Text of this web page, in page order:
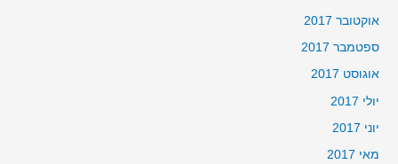
אוקטובר 2017
ספטמבר 2017
אוגוסט 2017
יולי 2017
יוני 2017
מאי 2017